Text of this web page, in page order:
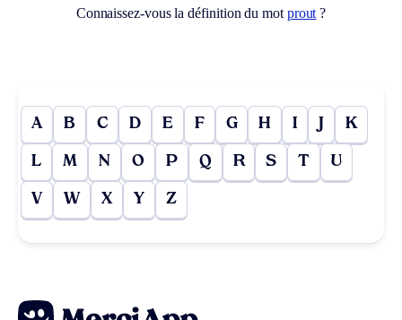
Connaissez-vous la définition du mot prout ?
A B C D E F G H I J K
L M N O P Q R S T U
V W X Y Z